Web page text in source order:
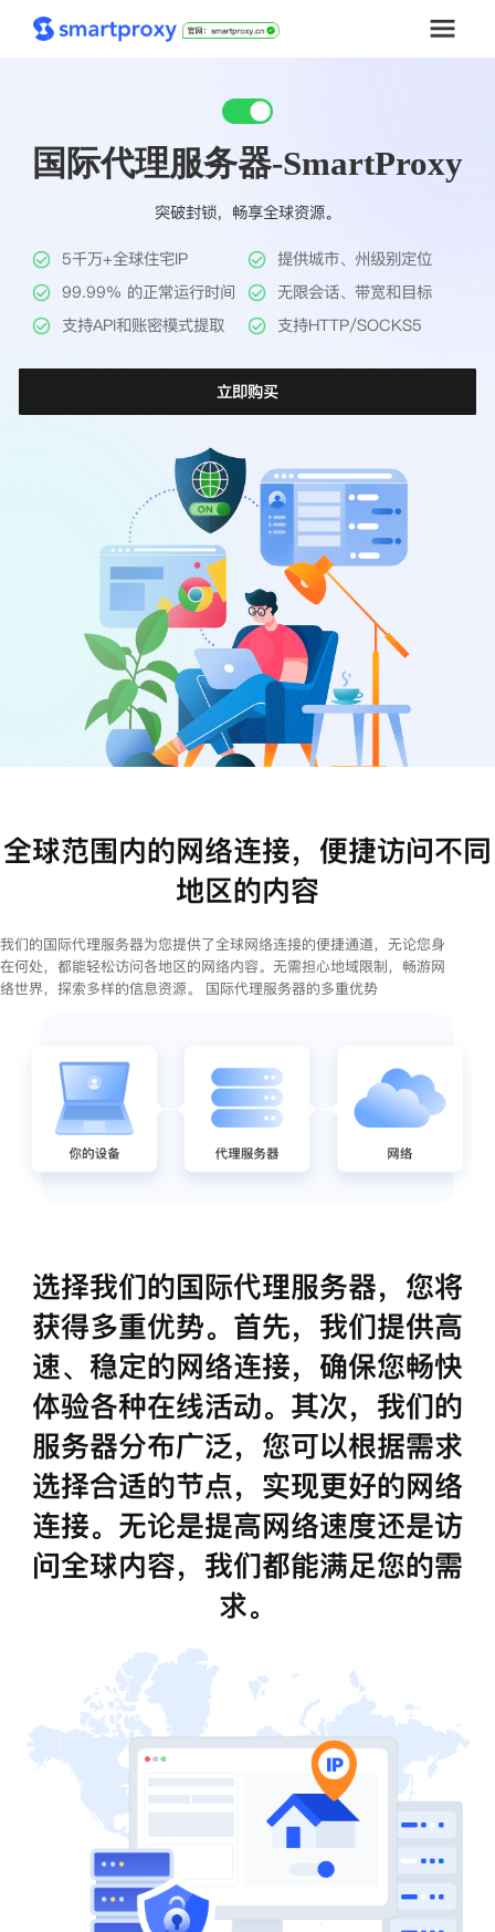
套餐购买
工具
帮助中心
国际代理服务器-SmartProxy
突破封锁，畅享全球资源。
5千万+全球住宅IP
提供城市、州级别定位
99.99% 的正常运行时间
无限会话、带宽和目标
支持API和账密模式提取
支持HTTP/SOCKS5
立即购买
全球范围内的网络连接，便捷访问不同
地区的内容
我们的国际代理服务器为您提供了全球网络连接的便捷通道，无论您身
在何处，都能轻松访问各地区的网络内容。无需担心地域限制，畅游网
络世界，探索多样的信息资源。 国际代理服务器的多重优势
选择我们的国际代理服务器，您将
获得多重优势。首先，我们提供高
速、稳定的网络连接，确保您畅快
体验各种在线活动。其次，我们的
服务器分布广泛，您可以根据需求
选择合适的节点，实现更好的网络
连接。无论是提高网络速度还是访
问全球内容，我们都能满足您的需
求。